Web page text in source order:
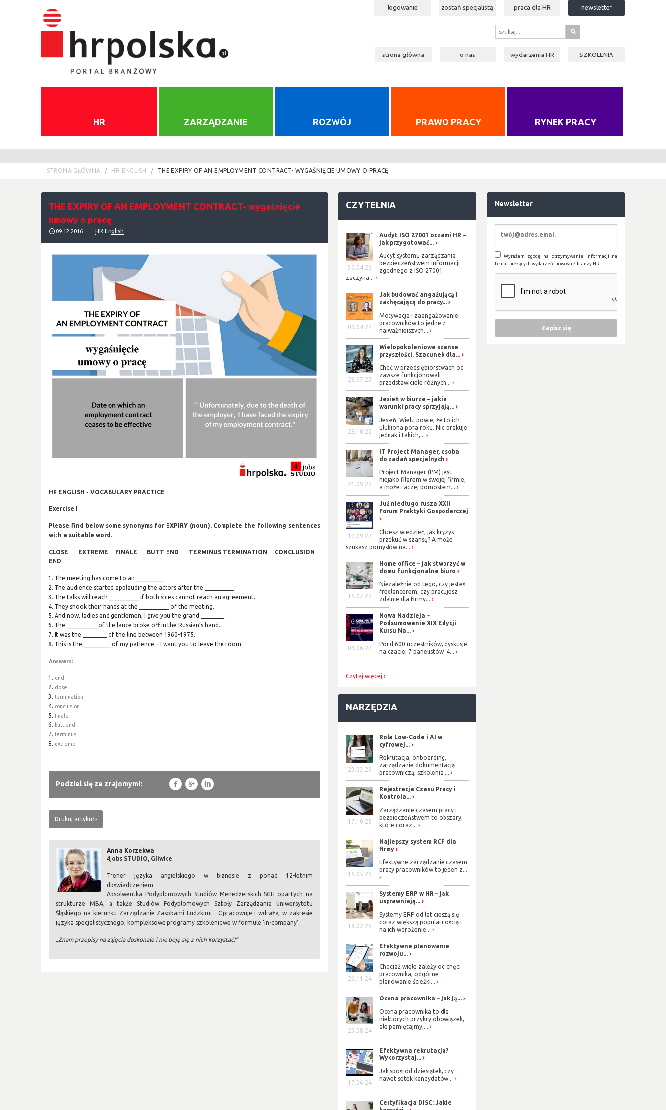
logowanie zostań specjalistą praca dla HR newsletter
s
strona główna o nas wydarzenia HR SZKOLENIA
HR ZARZĄDZANIE ROZWÓJ PRAWO PRACY RYNEK PRACY
STRONA GŁÓWNA HR ENGLISH THE EXPIRY OF AN EMPLOYMENT CONTRACT- WYGAŚNIĘCIE UMOWY O PRACĘ
THE EXPIRY OF AN EMPLOYMENT CONTRACT- wygaśnięcie
umowy o pracę
09.12.2016 HR English
HR ENGLISH - VOCABULARY PRACTICE
Exercise I
Please find below some synonyms for EXPIRY (noun). Complete the following sentences
with a suitable word.
CLOSE EXTREME FINALE BUTT END TERMINUS TERMINATION CONCLUSION
END
The meeting has come to an _________.
The audience started applauding the actors after the __________.
The talks will reach __________ if both sides cannot reach an agreement.
They shook their hands at the __________ of the meeting.
And now, ladies and gentlemen, I give you the grand ________.
The __________ of the lance broke off in the Russian’s hand.
It was the ________ of the line between 1960-1975.
This is the _________ of my patience – I want you to leave the room.
Answers:
end
close
termination
conclusion
finale
butt end
terminus
extreme
Podziel się ze znajomymi: f g l
Drukuj artykuł
Anna Korzekwa
4jobs STUDIO, Gliwice
Trener języka angielskiego w biznesie z ponad 12-letnim
doświadczeniem.
Absolwentka Podyplomowych Studiów Menedżerskich SGH opartych na
strukturze MBA, a także Studiów Podyplomowych Szkoły Zarządzania Uniwersytetu
Śląskiego na kierunku Zarządzanie Zasobami Ludzkimi . Opracowuje i wdraża, w zakresie
języka specjalistycznego, kompleksowe programy szkoleniowe w formule ‘in-company’.
„Znam przepisy na zajęcia doskonałe i nie boję się z nich korzystać!”
CZYTELNIA
30.04.26
Audyt ISO 27001 oczami HR –
jak przygotować...
Audyt systemu zarządzania
bezpieczeństwem informacji
zgodnego z ISO 27001
zaczyna...
09.04.24
Jak budować angażującą i
zachęcającą do pracy...
Motywacja i zaangażowanie
pracowników to jedne z
najważniejszych...
28.07.23
Wielopokoleniowe szanse
przyszłości. Szacunek dla...
Choć w przedsiębiorstwach od
zawsze funkcjonowali
przedstawiciele różnych...
28.10.22
Jesień w biurze – jakie
warunki pracy sprzyjają...
Jesień. Wielu powie, że to ich
ulubiona pora roku. Nie brakuje
jednak i takich,...
21.09.22
IT Project Manager, osoba
do zadań specjalnych
Project Manager (PM) jest
niejako filarem w swojej firmie,
a może raczej pomostem...
12.09.22
Już niedługo rusza XXII
Forum Praktyki Gospodarczej
Chcesz wiedzieć, jak kryzys
przekuć w szansę? A może
szukasz pomysłów na...
15.07.22
Home office – jak stworzyć w
domu funkcjonalne biuro
Niezależnie od tego, czy jesteś
freelancerem, czy pracujesz
zdalnie dla firmy...
03.06.22
Nowa Nadzieja –
Podsumowanie XIX Edycji
Kursu Na...
Pond 600 uczestników, dyskusje
na czacie, 7 panelistów, 4...
Czytaj więcej
NARZĘDZIA
23.03.26
Rola Low-Code i AI w
cyfrowej...
Rekrutacja, onboarding,
zarządzanie dokumentacją
pracowniczą, szkolenia,...
17.10.25
Rejestracja Czasu Pracy i
Kontrola...
Zarządzanie czasem pracy i
bezpieczeństwem to obszary,
które coraz...
15.05.25
Najlepszy system RCP dla
firmy
Efektywne zarządzanie czasem
pracy pracowników to jeden z...
18.02.25
Systemy ERP w HR – jak
usprawniają...
Systemy ERP od lat cieszą się
coraz większą popularnością i
na ich wdrożenie...
26.11.24
Efektywne planowanie
rozwoju...
Chociaż wiele zależy od chęci
pracownika, odgórne
planowanie ścieżki...
23.08.24
Ocena pracownika – jak ją...
Ocena pracownika to dla
niektórych przykry obowiązek,
ale pamiętajmy,...
17.06.24
Efektywna rekrutacja?
Wykorzystaj...
Jak spośród dziesiątek, czy
nawet setek kandydatów...
Certyfikacja DISC: Jakie
Newsletter
Wyrażam zgodę na otrzymywanie informacji na
temat bieżących wydarzeń, nowości z branży HR